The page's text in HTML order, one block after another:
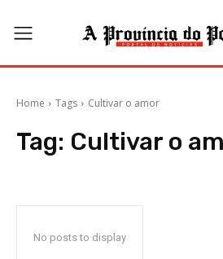
Home Tags Cultivar o amor
Tag: Cultivar o
No posts to display